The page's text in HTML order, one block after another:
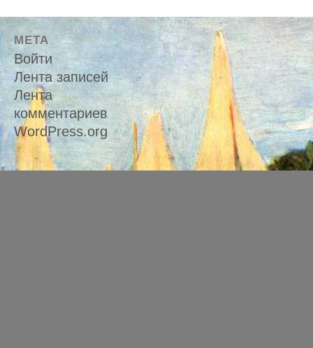
МЕТА
Войти
Лента записей
Лента
комментариев
WordPress.org